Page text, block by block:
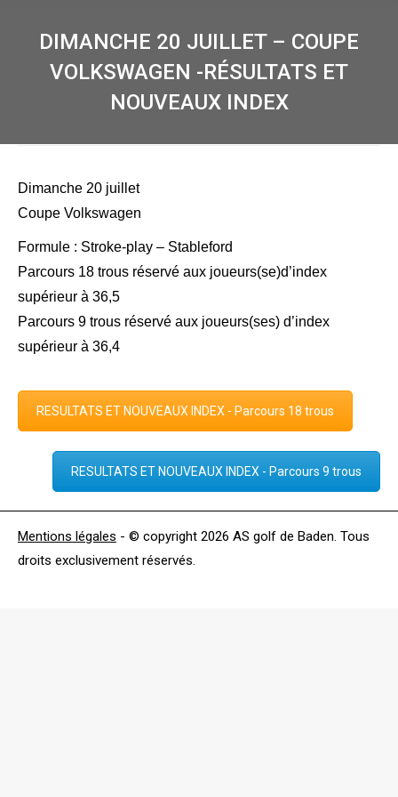
DIMANCHE 20 JUILLET – COUPE
VOLKSWAGEN -RÉSULTATS ET
NOUVEAUX INDEX
Dimanche 20 juillet
Coupe Volkswagen
Formule : Stroke-play – Stableford
Parcours 18 trous réservé aux joueurs(se)d’index
supérieur à 36,5
Parcours 9 trous réservé aux joueurs(ses) d’index
supérieur à 36,4
RESULTATS ET NOUVEAUX INDEX - Parcours 18 trous
RESULTATS ET NOUVEAUX INDEX - Parcours 9 trous
Mentions légales - © copyright 2026 AS golf de Baden. Tous
droits exclusivement réservés.